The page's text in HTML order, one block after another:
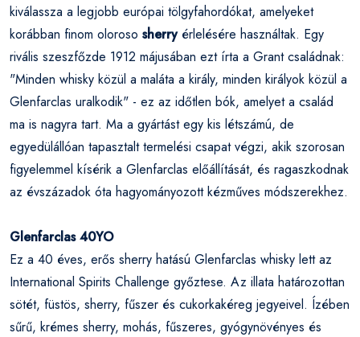
kiválassza a legjobb európai tölgyfahordókat, amelyeket
korábban finom oloroso sherry érlelésére használtak. Egy
rivális szeszfőzde 1912 májusában ezt írta a Grant családnak:
"Minden whisky közül a maláta a király, minden királyok közül a
Glenfarclas uralkodik" - ez az időtlen bók, amelyet a család
ma is nagyra tart. Ma a gyártást egy kis létszámú, de
egyedülállóan tapasztalt termelési csapat végzi, akik szorosan
figyelemmel kísérik a Glenfarclas előállítását, és ragaszkodnak
az évszázadok óta hagyományozott kézműves módszerekhez.
Glenfarclas 40YO
Ez a 40 éves, erős sherry hatású Glenfarclas whisky lett az
International Spirits Challenge győztese. Az illata határozottan
sötét, füstös, sherry, fűszer és cukorkakéreg jegyeivel. Ízében
sűrű, krémes sherry, mohás, fűszeres, gyógynövényes és